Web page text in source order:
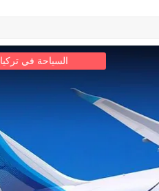
السياحة في تركيا